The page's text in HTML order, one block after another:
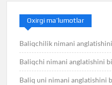
Oxirgi ma’lumotlar
Baliqchilik nimani
Baliqchi nimani anglatishini
Baliq uni nimani anglatishini